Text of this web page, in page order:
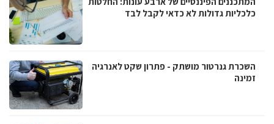
כלכליות גדולות לא כדאי לקבל לבד
השכרת גנרטור מושתק - פתרון שקט לאנרגיה
זמינה